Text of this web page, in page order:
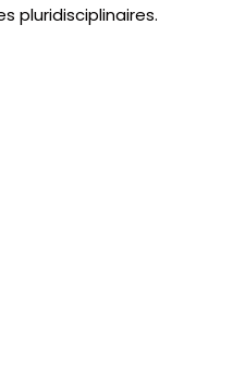
pluridisciplinaires.